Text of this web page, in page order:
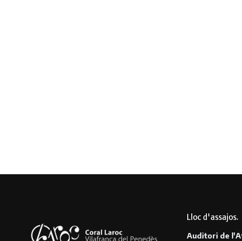
Lloc d'assajos
Auditori de